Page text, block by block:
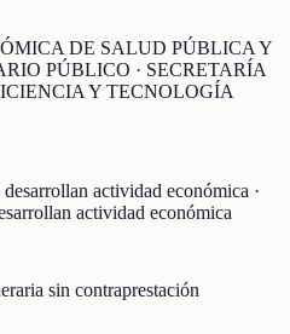
DE SALUD PÚBLICA Y
PÚBLICO · SECRETARÍA
Y TECNOLOGÍA
actividad económica ·
actividad económica
sin contraprestación